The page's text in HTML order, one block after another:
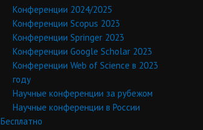
Конференции 2024/2025
Конференции Scopus 2023
Конференции Springer 2023
Конференции Google Scholar 2023
Конференции Web of Science в 2023
году
Научные конференции за рубежом
Научные конференции в России
Бесплатно